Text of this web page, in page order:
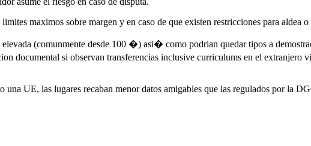
maximos sobre margen y en caso de que existen restricciones para aldea
(comunmente desde 100 �) asi� como podrian quedar tipos a
documental si observan transferencias inclusive curriculums en el extranjero
UE, las lugares recaban menor datos amigables que las regulados por la